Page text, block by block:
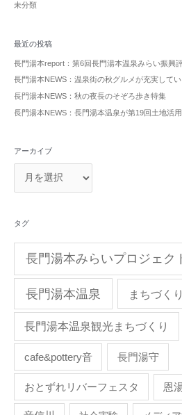
未分類
最近の投稿
長門湯本report：第6回長門湯本温泉みらい振興
長門湯本NEWS：温泉街の秋グルメが充実して
長門湯本NEWS：秋の夜長のそぞろ歩き特集
長門湯本NEWS：長門湯本温泉が第19回土地活
アーカイブ
タグ
長門湯本みらいプロジェク
長門湯本温泉 まちづくり
長門湯本温泉観光まちづくり
cafe&pottery音 長門湯守
おとずれリバーフェスタ 恩